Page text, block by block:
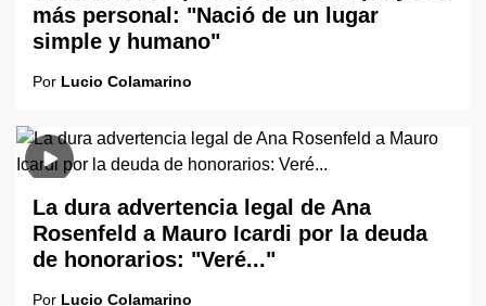
más personal: "Nació de un lugar
simple y humano"
Por Lucio Colamarino
La dura advertencia legal de Ana
Rosenfeld a Mauro Icardi por la deuda
de honorarios: "Veré..."
Por Lucio Colamarino